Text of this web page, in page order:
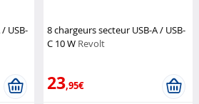
USB-
8 chargeurs secteur USB-A / USB-
C 10 W Revolt
23,95€